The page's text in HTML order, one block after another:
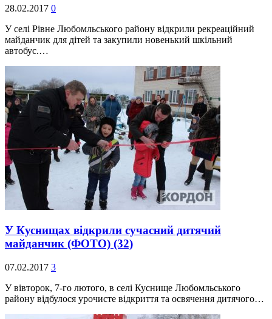
28.02.2017 0
У селі Рівне Любомльського району відкрили рекреаційний
майданчик для дітей та закупили новенький шкільний
автобус.…
У Куснищах відкрили сучасний дитячий
майданчик (ФОТО) (32)
07.02.2017 3
У вівторок, 7-го лютого, в селі Куснище Любомльського
району відбулося урочисте відкриття та освячення дитячого…